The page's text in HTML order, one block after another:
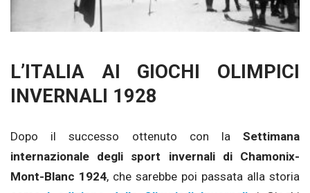
L’ITALIA AI GIOCHI OLIMPICI
INVERNALI 1928
Dopo il successo ottenuto con la Settimana
internazionale degli sport invernali di Chamonix-
Mont-Blanc 1924, che sarebbe poi passata alla storia